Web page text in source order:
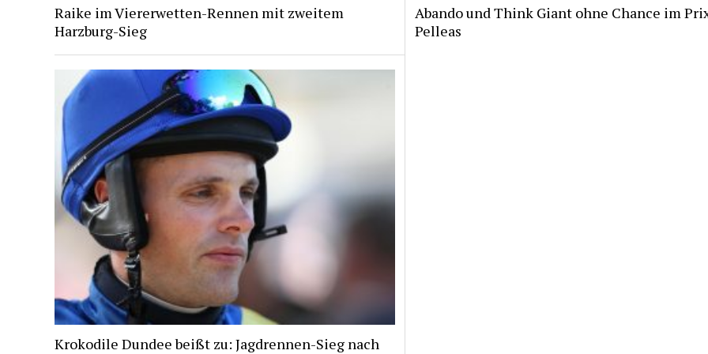
Raike im Viererwetten-Rennen mit zweitem
Harzburg-Sieg
Abando und Think Giant ohne Chance im
Pelleas
Krokodile Dundee beißt zu: Jagdrennen-Sieg nach